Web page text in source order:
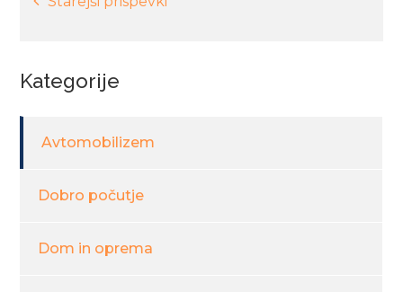
Kategorije
Avtomobilizem
Dobro počutje
Dom in oprema